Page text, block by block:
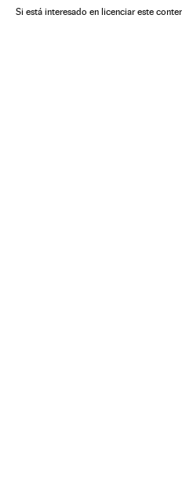
Presidência Brasil Corrupção
Si está interesado en licenciar este